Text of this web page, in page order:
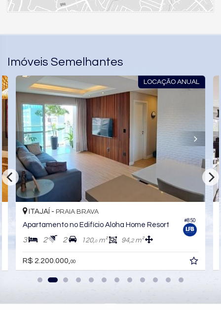
Imóveis Semelhantes
LOCAÇÃO ANUAL
#850
ITAJAÍ - PRAIA BRAVA
Apartamento no Edifício Aloha Home Resort
3 2 2 120,0m² 94,2m²
R$ 2.200.000,00